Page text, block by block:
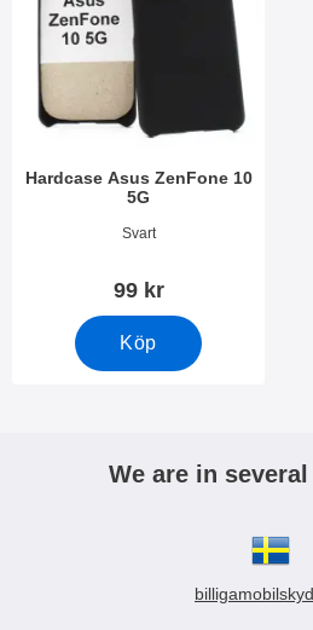
Hardcase Asus ZenFone 10
5G
Art. nr 49044Svart
99 kr
Köp
We are in